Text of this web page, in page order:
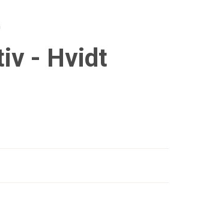
- Hvidt